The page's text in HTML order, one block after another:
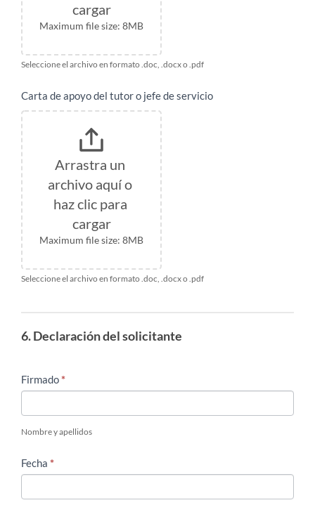
cargar
Maximum file size: 8MB
Seleccione el archivo en formato .doc, .docx o .pdf
Carta de apoyo del tutor o jefe de servicio
Arrastra un
archivo aquí o
haz clic para
cargar
Maximum file size: 8MB
Seleccione el archivo en formato .doc, .docx o .pdf
6. Declaración del solicitante
Firmado*
Nombre y apellidos
Fecha *